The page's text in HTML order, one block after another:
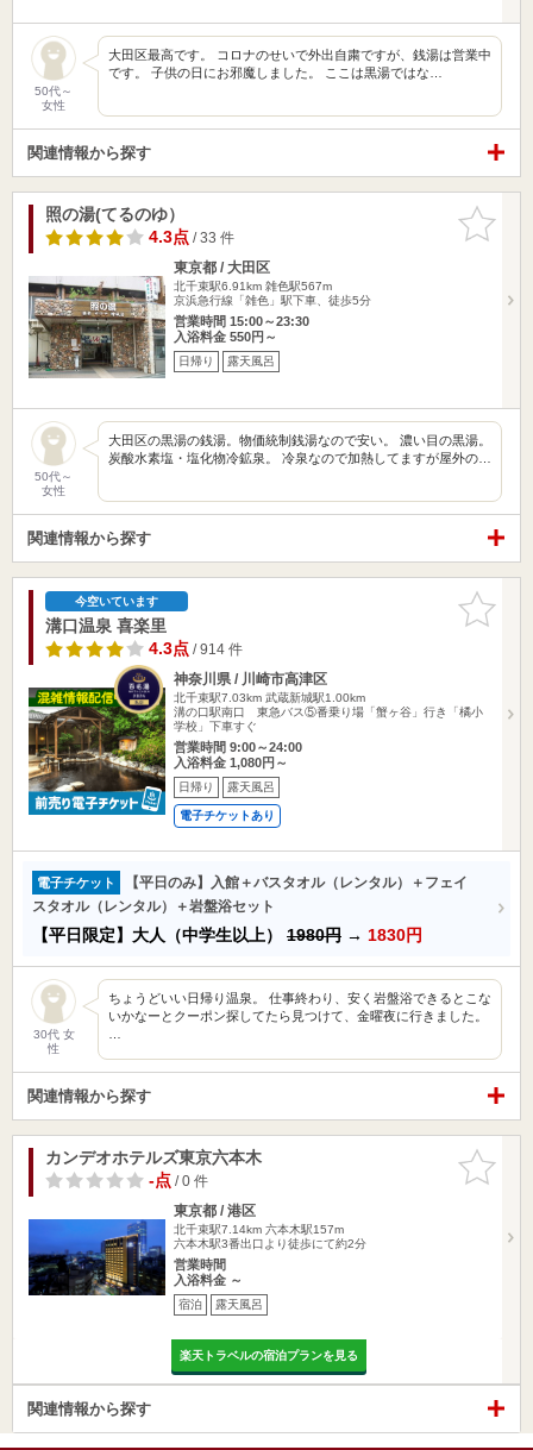
50代～
女性
大田区最高です。 コロナのせいで外出自粛ですが、銭湯は営業中
です。 子供の日にお邪魔しました。 ここは黒湯ではな…
関連情報から探す
お気に入
りに追加
照の湯(てるのゆ）
4.3点/ 33 件
東京都 / 大田区
北千束駅6.91km 雑色駅567m
京浜急行線「雑色」駅下車、徒歩5分
営業時間 15:00～23:30
入浴料金 550円～
日帰り 露天風呂
50代～
女性
大田区の黒湯の銭湯。物価統制銭湯なので安い。 濃い目の黒湯。
炭酸水素塩・塩化物冷鉱泉。 冷泉なので加熱してますが屋外の…
関連情報から探す
お気に入
りに追加
今空いています
溝口温泉 喜楽里
4.3点/ 914 件
神奈川県 / 川崎市高津区
北千束駅7.03km 武蔵新城駅1.00km
溝の口駅南口 東急バス⑤番乗り場「蟹ヶ谷」行き「橘小
学校」下車すぐ
営業時間 9:00～24:00
入浴料金 1,080円～
日帰り 露天風呂
電子チケットあり
電子チケット
【平日のみ】入館＋バスタオル（レンタル）＋フェイ
スタオル（レンタル）＋岩盤浴セット
【平日限定】大人（中学生以上） 1980円 → 1830円
30代 女
性
ちょうどいい日帰り温泉。 仕事終わり、安く岩盤浴できるとこな
いかなーとクーポン探してたら見つけて、金曜夜に行きました。
関連情報から探す
お気に入
りに追加
カンデオホテルズ東京六本木
-点/ 0 件
東京都 / 港区
北千束駅7.14km 六本木駅157m
六本木駅3番出口より徒歩にて約2分
営業時間
入浴料金 ～
宿泊 露天風呂
楽天トラベルの宿泊プランを見る
関連情報から探す